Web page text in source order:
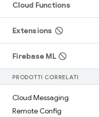
Cloud Functions
Extensions
Firebase ML
PRODOTTI CORRELATI
Cloud Messaging
Remote Config